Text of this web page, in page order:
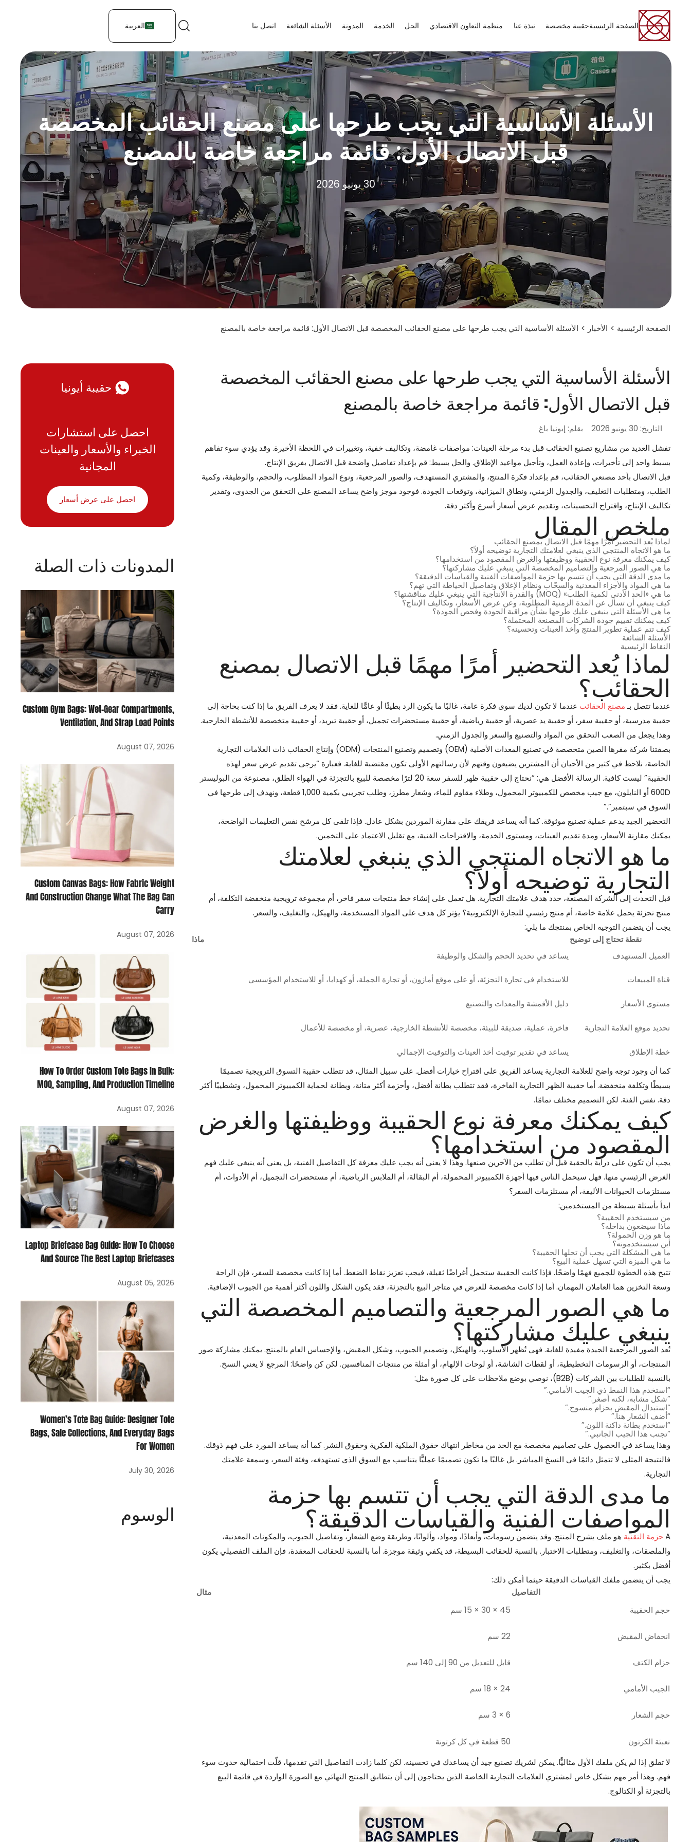
الصفحة الرئيسيةحقيبة مخصصة نبذة عنا منظمة التعاون الاقتصادي الحل الخدمة المدونة الأسئلة الشائعة اتصل بنا العربية
الأسئلة الأساسية التي يجب طرحها على مصنع الحقائب المخصصة
قبل الاتصال الأول: قائمة مراجعة خاصة بالمصنع
30 يونيو 2026
الصفحة الرئيسية > الأخبار > الأسئلة الأساسية التي يجب طرحها على مصنع الحقائب المخصصة قبل الاتصال الأول: قائمة مراجعة خاصة بالمصنع
الأسئلة الأساسية التي يجب طرحها على مصنع الحقائب المخصصة
قبل الاتصال الأول: قائمة مراجعة خاصة بالمصنع
التاريخ: 30 يونيو 2026
بقلم: إيونيا باغ
تفشل العديد من مشاريع تصنيع الحقائب قبل بدء مرحلة العينات: مواصفات غامضة، وتكاليف خفية، وتغييرات في اللحظة الأخيرة. وقد يؤدي سوء تفاهم
بسيط واحد إلى تأخيرات، وإعادة العمل، وتأجيل مواعيد الإطلاق. والحل بسيط: قم بإعداد تفاصيل واضحة قبل الاتصال بفريق الإنتاج.
قبل الاتصال بأحد مصنعي الحقائب، قم بإعداد فكرة المنتج، والمشتري المستهدف، والصور المرجعية، ونوع المواد المطلوب، والحجم، والوظيفة، وكمية
الطلب، ومتطلبات التغليف، والجدول الزمني، ونطاق الميزانية، وتوقعات الجودة. فوجود موجز واضح يساعد المصنع على التحقق من الجدوى، وتقدير
تكاليف الإنتاج، واقتراح التحسينات، وتقديم عرض أسعار أسرع وأكثر دقة.
ملخص المقال
لماذا يُعد التحضير أمرًا مهمًا قبل الاتصال بمصنع الحقائب
ما هو الاتجاه المنتجي الذي ينبغي لعلامتك التجارية توضيحه أولاً؟
كيف يمكنك معرفة نوع الحقيبة ووظيفتها والغرض المقصود من استخدامها؟
ما هي الصور المرجعية والتصاميم المخصصة التي ينبغي عليك مشاركتها؟
ما مدى الدقة التي يجب أن تتسم بها حزمة المواصفات الفنية والقياسات الدقيقة؟
ما هي المواد والأجزاء المعدنية والسحّاب ونظام الإغلاق وتفاصيل الخياطة التي تهم؟
ما هي «الحد الأدنى لكمية الطلب» (MOQ) والقدرة الإنتاجية التي ينبغي عليك مناقشتها؟
كيف ينبغي أن تسأل عن المدة الزمنية المطلوبة، وعن عرض الأسعار، وتكاليف الإنتاج؟
ما هي الأسئلة التي ينبغي عليك طرحها بشأن مراقبة الجودة وفحص الجودة؟
كيف يمكنك تقييم جودة الشركات المصنعة المحتملة؟
كيف تتم عملية تطوير المنتج وأخذ العينات وتحسينه؟
الأسئلة الشائعة
النقاط الرئيسية
لماذا يُعد التحضير أمرًا مهمًا قبل الاتصال بمصنع
الحقائب؟
عندما تتصل بـمصنع الحقائب عندما لا تكون لديك سوى فكرة عامة، غالبًا ما يكون الرد بطيئًا أو عامًّا للغاية. فقد لا يعرف الفريق ما إذا كنت بحاجة إلى
حقيبة مدرسية، أو حقيبة سفر، أو حقيبة يد عصرية، أو حقيبة رياضية، أو حقيبة مستحضرات تجميل، أو حقيبة تبريد، أو حقيبة متخصصة للأنشطة الخارجية.
وهذا يجعل من الصعب التحقق من المواد والتصنيع والسعر والجدول الزمني.
بصفتنا شركة مقرها الصين متخصصة في تصنيع المعدات الأصلية (OEM) وتصميم وتصنيع المنتجات (ODM) وإنتاج الحقائب ذات العلامات التجارية
الخاصة، نلاحظ في كثير من الأحيان أن المشترين يضيعون وقتهم لأن رسالتهم الأولى تكون مقتضبة للغاية. فعبارة “يرجى تقديم عرض سعر لهذه
الحقيبة” ليست كافية. الرسالة الأفضل هي: “نحتاج إلى حقيبة ظهر للسفر سعة 20 لترًا مخصصة للبيع بالتجزئة في الهواء الطلق، مصنوعة من البوليستر
600D أو النايلون، مع جيب مخصص للكمبيوتر المحمول، وطلاء مقاوم للماء، وشعار مطرز، وطلب تجريبي بكمية 1,000 قطعة، ونهدف إلى طرحها في
السوق في سبتمبر”.”
التحضير الجيد يدعم عملية تصنيع موثوقة. كما أنه يساعد فريقك على مقارنة الموردين بشكل عادل. فإذا تلقى كل مرشح نفس التعليمات الواضحة،
يمكنك مقارنة الأسعار، ومدة تقديم العينات، ومستوى الخدمة، والاقتراحات الفنية، مع تقليل الاعتماد على التخمين.
ما هو الاتجاه المنتجي الذي ينبغي لعلامتك
التجارية توضيحه أولاً؟
قبل التحدث إلى الشركة المصنعة، حدد هدف علامتك التجارية. هل تعمل على إنشاء خط منتجات سفر فاخر، أم مجموعة ترويجية منخفضة التكلفة، أم
منتج تجزئة يحمل علامة خاصة، أم منتج رئيسي للتجارة الإلكترونية؟ يؤثر كل هدف على المواد المستخدمة، والهيكل، والتغليف، والسعر.
يجب أن يتضمن التوجيه الخاص بمنتجك ما يلي:
نقطة تحتاج إلى توضيح
ماذا
العميل المستهدف
يساعد في تحديد الحجم والشكل والوظيفة
قناة المبيعات للاستخدام في تجارة التجزئة، أو على موقع أمازون، أو تجارة الجملة، أو كهدايا، أو للاستخدام المؤسسي
مستوى الأسعار دليل الأقمشة والمعدات والتصنيع
تحديد موقع العلامة التجارية فاخرة، عملية، صديقة للبيئة، مخصصة للأنشطة الخارجية، عصرية، أو مخصصة للأعمال
خطة الإطلاق
يساعد في تقدير توقيت أخذ العينات والتوقيت الإجمالي
كما أن وجود توجه واضح للعلامة التجارية يساعد الفريق على اقتراح خيارات أفضل. على سبيل المثال، قد تتطلب حقيبة التسوق الترويجية تصميمًا
بسيطًا وتكلفة منخفضة. أما حقيبة الظهر التجارية الفاخرة، فقد تتطلب بطانة أفضل، وأحزمة أكثر متانة، وبطانة لحماية الكمبيوتر المحمول، وتشطيبًا أكثر
دقة. نفس الفئة. لكن التصميم مختلف تمامًا.
كيف يمكنك معرفة نوع الحقيبة ووظيفتها والغرض
المقصود من استخدامها؟
يجب أن تكون على دراية بالحقبة قبل أن تطلب من الآخرين صنعها. وهذا لا يعني أنه يجب عليك معرفة كل التفاصيل الفنية، بل يعني أنه ينبغي عليك فهم
الغرض الرئيسي منها. فهل سيحمل الناس فيها أجهزة الكمبيوتر المحمولة، أم البقالة، أم الملابس الرياضية، أم مستحضرات التجميل، أم الأدوات، أم
مستلزمات الحيوانات الأليفة، أم مستلزمات السفر؟
ابدأ بأسئلة بسيطة من المستخدمين:
من سيستخدم الحقيبة؟
ماذا سيضعون بداخله؟
ما هو وزن الحمولة؟
أين سيستخدمونه؟
ما هي المشكلة التي يجب أن تحلها الحقيبة؟
ما هي الميزة التي تسهل عملية البيع؟
تتيح هذه الخطوة للجميع فهمًا واضحًا. فإذا كانت الحقيبة ستحمل أغراضًا ثقيلة، فيجب تعزيز نقاط الضغط. أما إذا كانت مخصصة للسفر، فإن الراحة
وسعة التخزين هما العاملان المهمان. أما إذا كانت مخصصة للعرض في متاجر البيع بالتجزئة، فقد يكون الشكل واللون أكثر أهمية من الجيوب الإضافية.
ما هي الصور المرجعية والتصاميم المخصصة التي
ينبغي عليك مشاركتها؟
تُعد الصور المرجعية الجيدة مفيدة للغاية. فهي تُظهر الأسلوب، والهيكل، وتصميم الجيوب، وشكل المقبض، والإحساس العام بالمنتج. يمكنك مشاركة صور
المنتجات، أو الرسومات التخطيطية، أو لقطات الشاشة، أو لوحات الإلهام، أو أمثلة من منتجات المنافسين. لكن كن واضحًا: المرجع لا يعني النسخ.
بالنسبة للطلبات بين الشركات (B2B)، نوصي بوضع ملاحظات على كل صورة مثل:
“استخدم هذا النمط ذي الجيب الأمامي.”
“شكل مشابه، لكنه أصغر.”
“استبدال المقبض بحزام منسوج.”
“أضف الشعار هنا.”
“استخدم بطانة داكنة اللون.”
“تجنب هذا الجيب الجانبي.”
وهذا يساعد في الحصول على تصاميم مخصصة مع الحد من مخاطر انتهاك حقوق الملكية الفكرية وحقوق النشر. كما أنه يساعد المورد على فهم ذوقك.
فالنتيجة المثلى لا تتمثل دائمًا في النسخ المباشر. بل غالبًا ما تكون تصميمًا عمليًّا يتناسب مع السوق الذي تستهدفه، وفئة السعر، وسمعة علامتك
التجارية.
ما مدى الدقة التي يجب أن تتسم بها حزمة
المواصفات الفنية والقياسات الدقيقة؟
A حزمة التقنية هو ملف يشرح المنتج. وقد يتضمن رسومات، وأبعادًا، ومواد، وألوانًا، وطريقة وضع الشعار، وتفاصيل الجيوب، والمكونات المعدنية،
والملصقات، والتغليف، ومتطلبات الاختبار. بالنسبة للحقائب البسيطة، قد يكفي وثيقة موجزة. أما بالنسبة للحقائب المعقدة، فإن الملف التفصيلي يكون
أفضل بكثير.
يجب أن يتضمن ملفك القياسات الدقيقة حيثما أمكن ذلك:
التفاصيل
مثال
حجم الحقيبة
45 × 30 × 15 سم
انخفاض المقبض 22 سم
حزام الكتف قابل للتعديل من 90 إلى 140 سم
الجيب الأمامي 24 × 18 سم
حجم الشعار 6 × 3 سم
تعبئة الكرتون
50 قطعة في كل كرتونة
لا تقلق إذا لم يكن ملفك الأول مثاليًّا. يمكن لشريك تصنيع جيد أن يساعدك في تحسينه. لكن كلما زادت التفاصيل التي تقدمها، قلّت احتمالية حدوث سوء
فهم. وهذا أمر مهم بشكل خاص لمشتري العلامات التجارية الخاصة الذين يحتاجون إلى أن يتطابق المنتج النهائي مع الصورة الواردة في قائمة البيع
بالتجزئة أو الكتالوج.
حقيبة أيونيا
احصل على استشارات
الخبراء والأسعار والعينات
المجانية
احصل على عرض أسعار
المدونات ذات الصلة
Custom Gym Bags: Wet-Gear Compartments,
Ventilation, And Strap Load Points
August 07, 2026
Custom Canvas Bags: How Fabric Weight
And Construction Change What The Bag Can
Carry
August 07, 2026
How To Order Custom Tote Bags In Bulk:
MOQ, Sampling, And Production Timeline
August 07, 2026
Laptop Briefcase Bag Guide: How To Choose
And Source The Best Laptop Briefcases
August 05, 2026
Women’s Tote Bag Guide: Designer Tote
Bags, Sale Collections, And Everyday Bags
For Women
July 30, 2026
الوسوم